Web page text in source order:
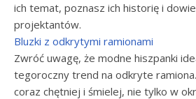
ich temat, poznasz ich historię i
projektantów.
Bluzki z odkrytymi ramionami
Zwróć uwagę, że modne hiszpanki
tegoroczny trend na odkryte
coraz chętniej i śmielej, nie tylko w